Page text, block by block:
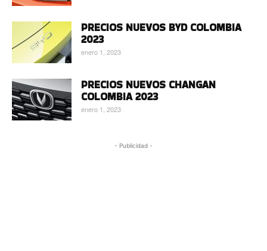
PRECIOS NUEVOS BYD COLOMBIA
2023
enero 1, 2023
PRECIOS NUEVOS CHANGAN
COLOMBIA 2023
enero 1, 2023
- Publicidad -